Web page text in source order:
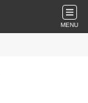
MENU